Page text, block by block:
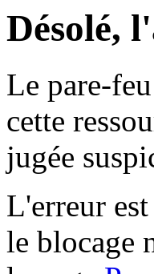
Désolé,
Le pare-
cette
jugée
L'erreur
le blocage